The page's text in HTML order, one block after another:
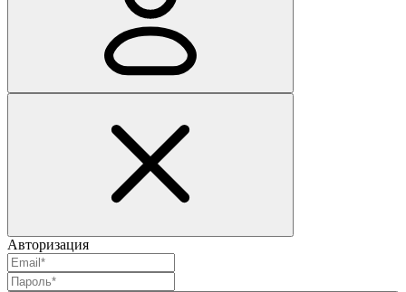
Авторизация